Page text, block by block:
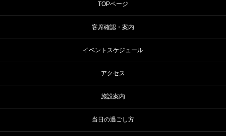
TOPページ
客席確認・案内
イベントスケジュール
アクセス
施設案内
当日の過ごし方